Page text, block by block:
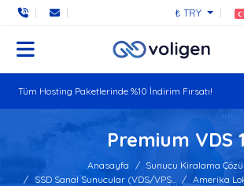
₺ TRY
Tüm Hosting Paketlerinde %10 İndirim Fırsatı!
Premium VDS 1
Anasayfa
Sunucu Kiralama
SSD Sanal Sunucular (VDS/VPS...
Amerika